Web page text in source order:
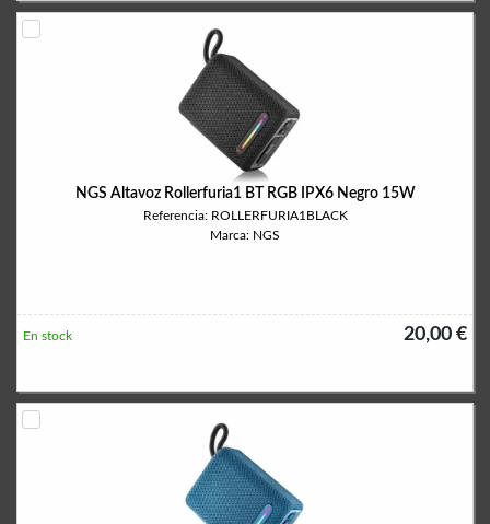
NGS Altavoz Rollerfuria1 BT RGB IPX6 Negro 15W
Referencia: ROLLERFURIA1BLACK
Marca: NGS
20,00 €
En stock